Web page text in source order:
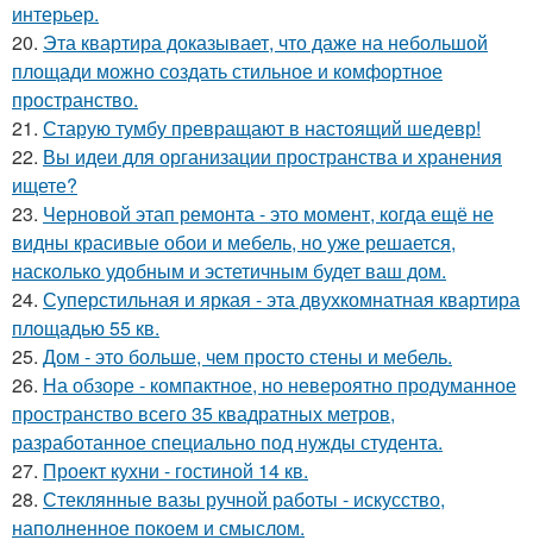
интерьер.
20. Эта квартира доказывает, что даже на небольшой
площади можно создать стильное и комфортное
пространство.
21. Старую тумбу превращают в настоящий шедевр!
22. Вы идеи для организации пространства и хранения
ищете?
23. Черновой этап ремонта - это момент, когда ещё не
видны красивые обои и мебель, но уже решается,
насколько удобным и эстетичным будет ваш дом.
24. Суперстильная и яркая - эта двухкомнатная квартира
площадью 55 кв.
25. Дом - это больше, чем просто стены и мебель.
26. На обзоре - компактное, но невероятно продуманное
пространство всего 35 квадратных метров,
разработанное специально под нужды студента.
27. Проект кухни - гостиной 14 кв.
28. Стеклянные вазы ручной работы - искусство,
наполненное покоем и смыслом.